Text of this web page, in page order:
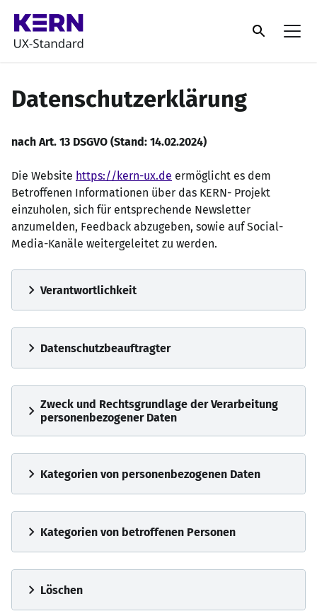
Datenschutzerklärung
nach Art. 13 DSGVO (Stand: 14.02.2024)
Die Website https://kern-ux.de ermöglicht es dem
Betroffenen Informationen über das KERN- Projekt
einzuholen, sich für entsprechende Newsletter
anzumelden, Feedback abzugeben, sowie auf Social-
Media-Kanäle weitergeleitet zu werden.
chevron_right Verantwortlichkeit
chevron_right Datenschutzbeauftragter
chevron_right Zweck und Rechtsgrundlage der Verarbeitung
personenbezogener Daten
chevron_right Kategorien von personenbezogenen Daten
chevron_right Kategorien von betroffenen Personen
chevron_right Löschen